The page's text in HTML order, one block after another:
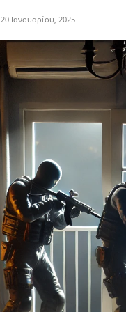
20 Ιανουαρίου, 2025